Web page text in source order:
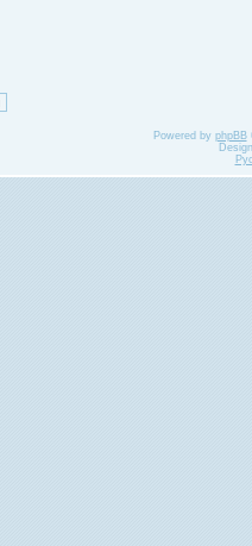
Powered by phpBB